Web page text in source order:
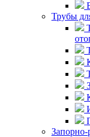
Трубы
Запорно-